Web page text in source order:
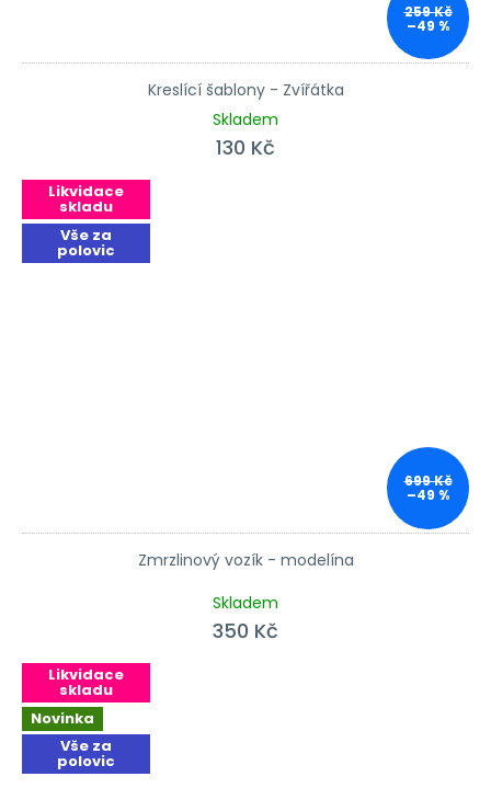
259 Kč
–49 %
Kreslící šablony - Zvířátka
Skladem
130 Kč
Likvidace
skladu
Vše za
polovic
699 Kč
–49 %
Zmrzlinový vozík - modelína
Skladem
350 Kč
Likvidace
skladu
Novinka
Vše za
polovic